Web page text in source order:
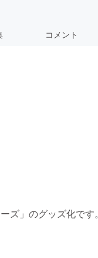
コメント
」のグッズ化です。